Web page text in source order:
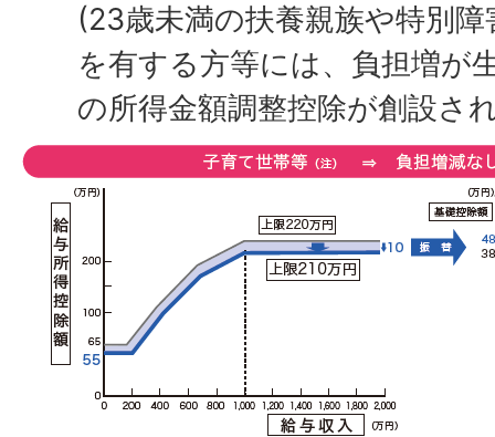
(23歳未満の扶養親族や特別
を有する方等には、負担増が
の所得金額調整控除が創設さ